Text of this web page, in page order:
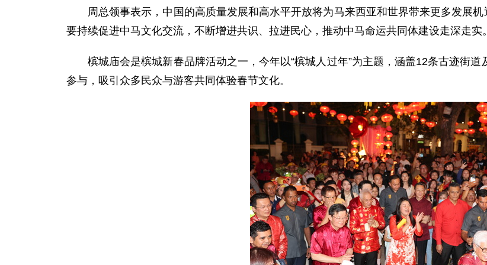
周总领事表示，中国的高质量发展和高水平开放将为马来西亚和世界带来更多发展
要持续促进中马文化交流，不断增进共识、拉进民心，推动中马命运共同体建设走深走实。
槟城庙会是槟城新春品牌活动之一，今年以“槟城人过年”为主题，涵盖12条古迹街
参与，吸引众多民众与游客共同体验春节文化。